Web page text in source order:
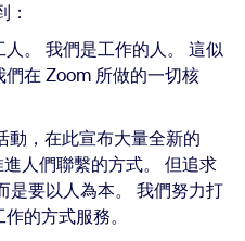
：
人。 我們是工作的人。 這似
在 Zoom 所做的一切核
，在此宣布大量全新的
人們聯繫的方式。 但追求
是要以人為本。 我們努力打
的方式服務。